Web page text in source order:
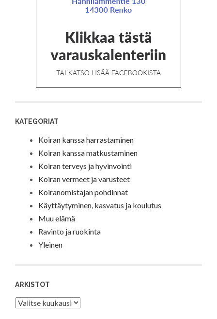
KATEGORIAT
Koiran kanssa harrastaminen
Koiran kanssa matkustaminen
Koiran terveys ja hyvinvointi
Koiran vermeet ja varusteet
Koiranomistajan pohdinnat
Käyttäytyminen, kasvatus ja koulutus
Muu elämä
Ravinto ja ruokinta
Yleinen
ARKISTOT
Arkistot